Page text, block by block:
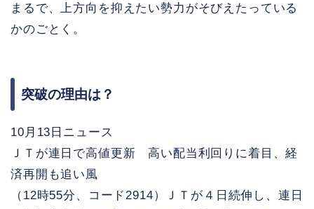
まるで、上方向を抑えたい勢力がそびえたっている
かのごとく。
突破の理由は？
10月13日ニュース
ＪＴが連日で高値更新 高い配当利回りに着目、経
済再開も追い風
（12時55分、コード2914）ＪＴが４日続伸し、連日